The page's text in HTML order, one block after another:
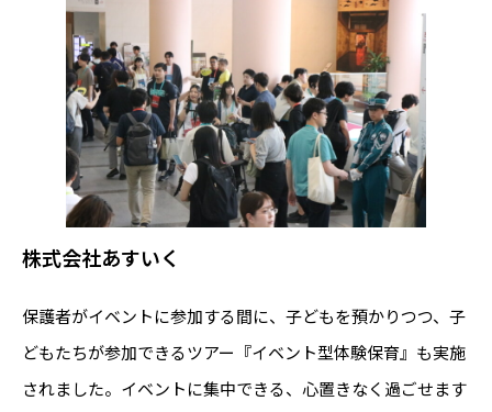
株式会社あすいく
保護者がイベントに参加する間に、子どもを預かりつつ、子
どもたちが参加できるツアー『イベント型体験保育』も実施
されました。イベントに集中できる、心置きなく過ごせます